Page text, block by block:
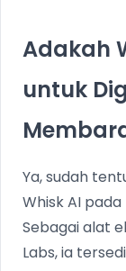
Adakah
untuk
Ya, sudah
Whisk AI
Sebagai alat
Labs, ia